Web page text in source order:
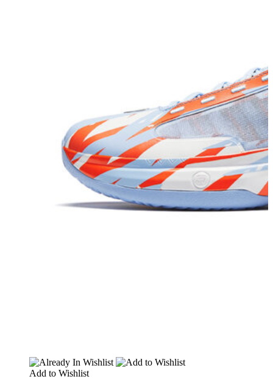
Add to Wishlist